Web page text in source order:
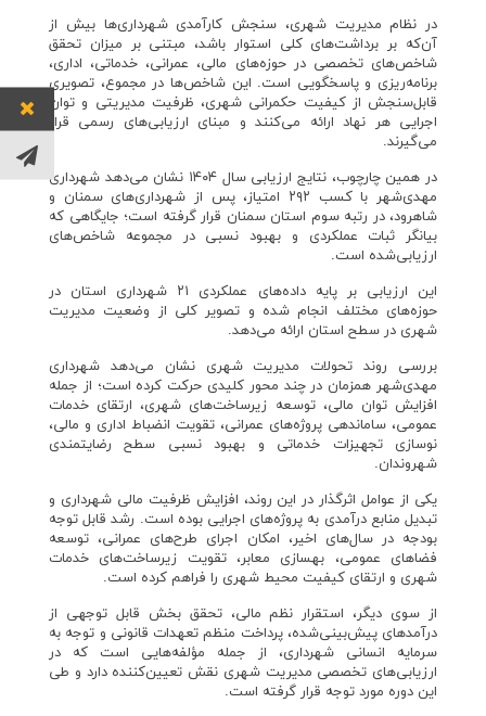
در نظام مدیریت شهری، سنجش کارآمدی شهرداری‌ها بیش از
آن‌که بر برداشت‌های کلی استوار باشد، مبتنی بر میزان تحقق
شاخص‌های تخصصی در حوزه‌های مالی، عمرانی، خدماتی، اداری،
برنامه‌ریزی و پاسخگویی است. این شاخص‌ها در مجموع، تصویری
قابل‌سنجش از کیفیت حکمرانی شهری، ظرفیت مدیریتی و توان
اجرایی هر نهاد ارائه می‌کنند و مبنای ارزیابی‌های رسمی قرار
می‌گیرند.
در همین چارچوب، نتایج ارزیابی سال ۱۴۰۴ نشان می‌دهد شهرداری
مهدی‌شهر با کسب ۲۹۲ امتیاز، پس از شهرداری‌های سمنان و
شاهرود، در رتبه سوم استان سمنان قرار گرفته است؛ جایگاهی که
بیانگر ثبات عملکردی و بهبود نسبی در مجموعه شاخص‌های
ارزیابی‌شده است.
این ارزیابی بر پایه داده‌های عملکردی ۲۱ شهرداری استان در
حوزه‌های مختلف انجام شده و تصویر کلی از وضعیت مدیریت
شهری در سطح استان ارائه می‌دهد.
بررسی روند تحولات مدیریت شهری نشان می‌دهد شهرداری
مهدی‌شهر همزمان در چند محور کلیدی حرکت کرده است؛ از جمله
افزایش توان مالی، توسعه زیرساخت‌های شهری، ارتقای خدمات
عمومی، ساماندهی پروژه‌های عمرانی، تقویت انضباط اداری و مالی،
نوسازی تجهیزات خدماتی و بهبود نسبی سطح رضایتمندی
شهروندان.
یکی از عوامل اثرگذار در این روند، افزایش ظرفیت مالی شهرداری و
تبدیل منابع درآمدی به پروژه‌های اجرایی بوده است. رشد قابل توجه
بودجه در سال‌های اخیر، امکان اجرای طرح‌های عمرانی، توسعه
فضاهای عمومی، بهسازی معابر، تقویت زیرساخت‌های خدمات
شهری و ارتقای کیفیت محیط شهری را فراهم کرده است.
از سوی دیگر، استقرار نظم مالی، تحقق بخش قابل توجهی از
درآمدهای پیش‌بینی‌شده، پرداخت منظم تعهدات قانونی و توجه به
سرمایه انسانی شهرداری، از جمله مؤلفه‌هایی است که در
ارزیابی‌های تخصصی مدیریت شهری نقش تعیین‌کننده دارد و طی
این دوره مورد توجه قرار گرفته است.